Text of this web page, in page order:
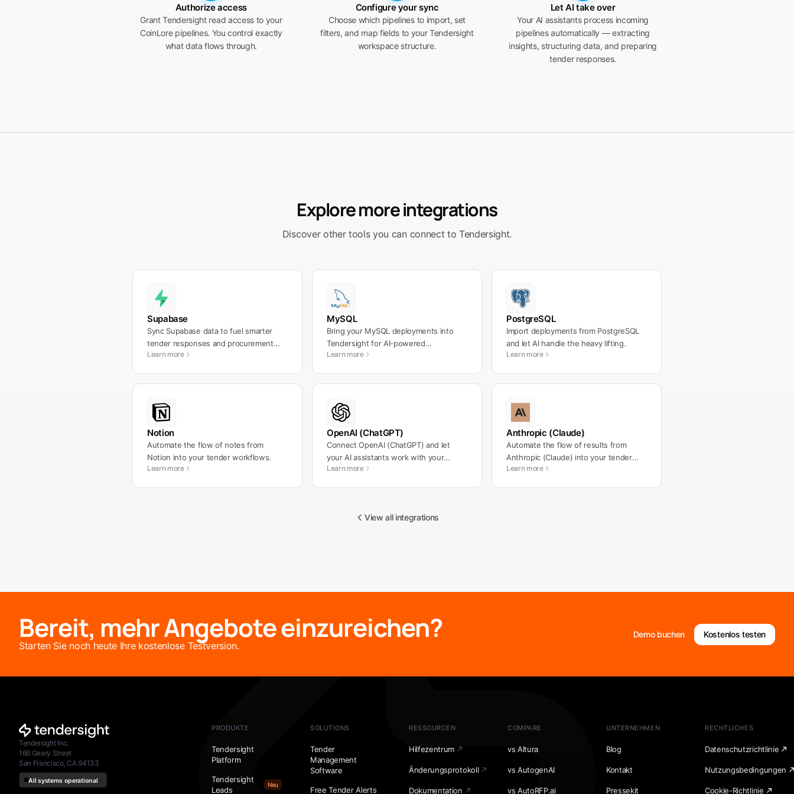
Authorize access
Grant Tendersight read access to your
CoinLore pipelines. You control exactly
what data flows through.
Configure your sync
Choose which pipelines to import, set
filters, and map fields to your Tendersight
workspace structure.
Let AI take over
Your AI assistants process incoming
pipelines automatically — extracting
insights, structuring data, and preparing
tender responses.
Explore more integrations
Discover other tools you can connect to Tendersight.
Supabase
Sync Supabase data to fuel smarter
tender responses and procurement
workflows.
Learn more
MySQL
Bring your MySQL deployments into
Tendersight for AI-powered
development workflows.
Learn more
PostgreSQL
Import deployments from PostgreSQL
and let AI handle the heavy lifting.
Learn more
Notion
Automate the flow of notes from
Notion into your tender workflows.
Learn more
OpenAI (ChatGPT)
Connect OpenAI (ChatGPT) and let
your AI assistants work with your
messages automatically.
Learn more
Anthropic (Claude)
Automate the flow of results from
Anthropic (Claude) into your tender
workflows.
Learn more
View all integrations
Bereit, mehr Angebote einzureichen?
Starten Sie noch heute Ihre kostenlose Testversion.
Demo buchen Kostenlos testen
Tendersight Inc.
166 Geary Street
San Francisco, CA 94133
PRODUKTE
Tendersight
Platform
Tendersight
Leads
Neu
SOLUTIONS
Tender
Management
Software
Free Tender Alerts
RESSOURCEN
Hilfezentrum
Änderungsprotokoll
Dokumentation
COMPARE
vs Altura
vs AutogenAI
vs AutoRFP.ai
UNTERNEHMEN
Blog
Kontakt
Pressekit
RECHTLICHES
Datenschutzrichtlinie
Nutzungsbedingungen
Cookie-Richtlinie